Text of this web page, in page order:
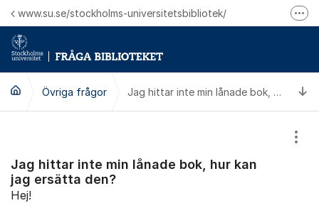
Hoppa till innehåll
www.su.se/stockholms-universitetsbibliotek/
Övriga frågor Jag hittar inte min lånade bok, hur kan jag ersätta den?
Jag hittar inte min lånade bok, hur kan
jag ersätta den?
Hej!